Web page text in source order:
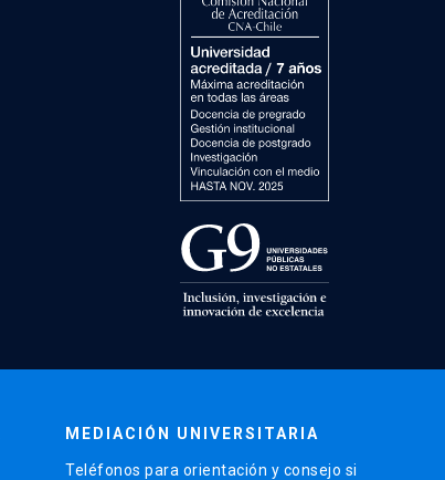
MEDIACIÓN UNIVERSITARIA
Teléfonos para orientación y consejo si